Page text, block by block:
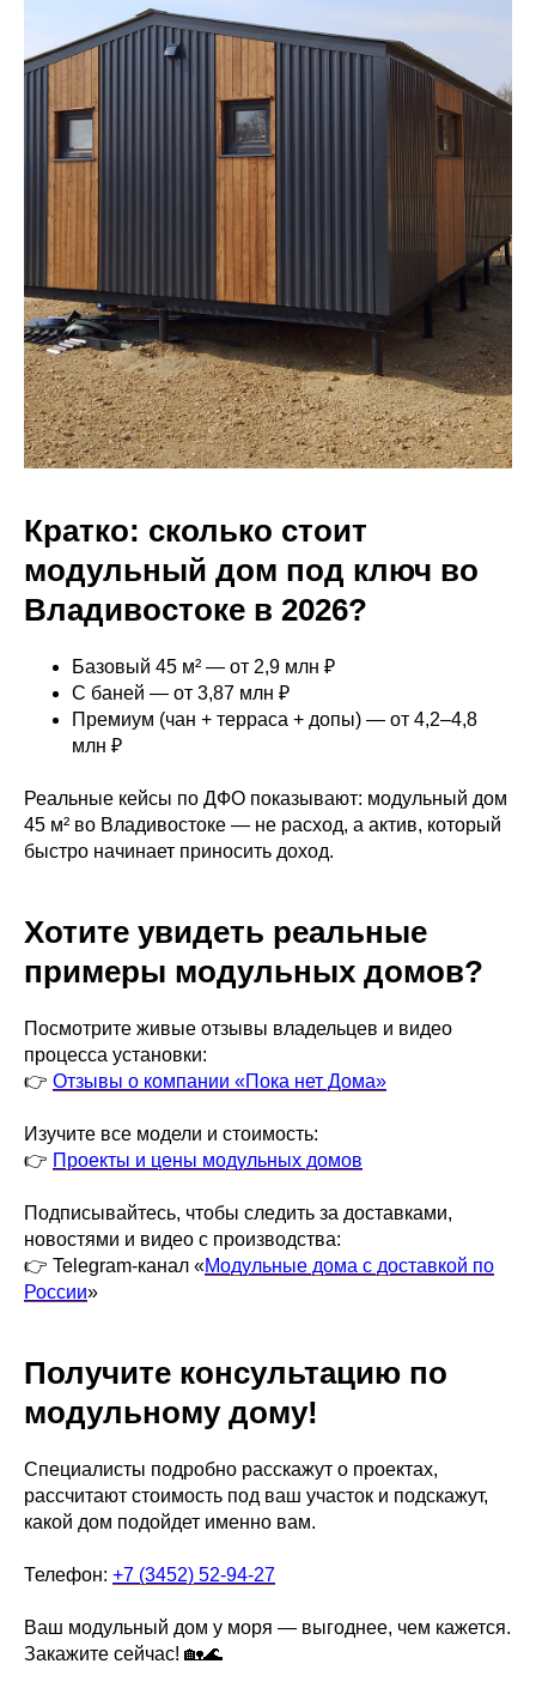
Кратко: сколько стоит
модульный дом под ключ во
Владивостоке в 2026?
Базовый 45 м² — от 2,9 млн ₽
С баней — от 3,87 млн ₽
Премиум (чан + терраса + допы) — от 4,2–4,8
млн ₽
Реальные кейсы по ДФО показывают: модульный дом
45 м² во Владивостоке — не расход, а актив, который
быстро начинает приносить доход.
Хотите увидеть реальные
примеры модульных домов?
Посмотрите живые отзывы владельцев и видео
процесса установки:
👉 Отзывы о компании «Пока нет Дома»
Изучите все модели и стоимость:
👉 Проекты и цены модульных домов
Подписывайтесь, чтобы следить за доставками,
новостями и видео с производства:
👉 Telegram-канал «Модульные дома с доставкой по
России»
Получите консультацию по
модульному дому!
Специалисты подробно расскажут о проектах,
рассчитают стоимость под ваш участок и подскажут,
какой дом подойдет именно вам.
Телефон: +7 (3452) 52-94-27
Ваш модульный дом у моря — выгоднее, чем кажется.
Закажите сейчас! 🏡🌊